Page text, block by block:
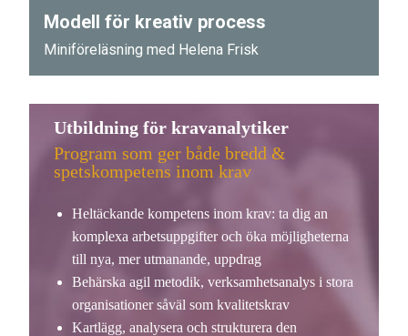
Modell för kreativ process
Miniföreläsning med Helena Frisk
Utbildning för kravanalytiker
Program som ger både bredd &
spetskompetens inom krav
Heltäckande kompetens inom krav: ta dig an
komplexa arbetsuppgifter och öka möjligheterna
till nya, mer utmanande, uppdrag
Behärska agil metodik, verksamhetsanalys i stora
organisationer såväl som kvalitetskrav
Kartlägg, analysera och strukturera den